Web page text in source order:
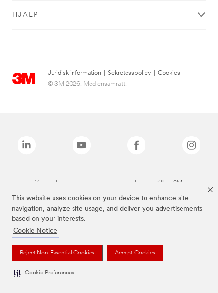
This website uses cookies on your device to enhance site
navigation, analyze site usage, and deliver you advertisements
based on your interests.
Cookie Notice
Reject Non-Essential Cookies Accept Cookies
Cookie Preferences
HJÄLP
Juridisk information Sekretesspolicy
Cookies
© 3M 2026. Med ensamrätt.
Varumärken som anges ovan är varumärken som tillhör 3M.